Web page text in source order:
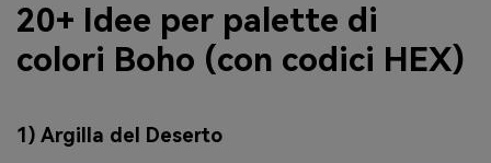
20+ Idee per palette di
colori Boho (con codici HEX)
1) Argilla del Deserto